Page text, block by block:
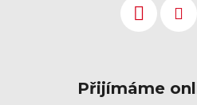
Přijímáme